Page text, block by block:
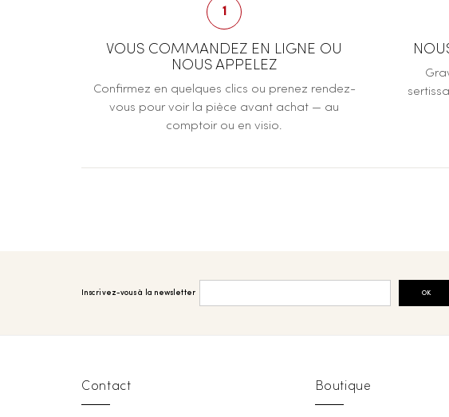
1
VOUS COMMANDEZ EN LIGNE OU
NOUS APPELEZ
Confirmez en quelques clics ou prenez rendez-
vous pour voir la pièce avant achat — au
comptoir ou en visio.
Inscrivez-vous à la newsletter OK
Contact Boutique